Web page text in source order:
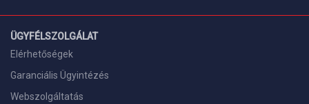
ÜGYFÉLSZOLGÁLAT
Elérhetőségek
Garanciális Ügyintézés
Webszolgáltatás